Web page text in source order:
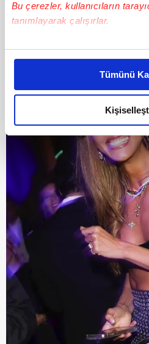
Bu çerezler, kullanıcıların
tanımlayarak çalışırlar.
Bu çerezlere izin vermeniz
daha iyi reklam deneyimi
amacımızın size daha iyi bir
olduğunu ve sizlere en iyi
elimizden gelen çabayı
reklamların maliyetlerimizi
kalemimiz olduğunu sizlere
Her halükârda, kullanıcılar, bu
takdirde, kullanıcılara hedefli
gösterilmeyecektir."
Sizlere daha iyi bir hizmet
Sitemizde kendimize ve üçüncü
kullanılmaktadır. Bu çerezler
verileriniz işlenmekte olup
toplumu hizmetlerinin
kullanılmaktadır. Diğer
kılınması ve kişiselleştirilmesi
Tümünü